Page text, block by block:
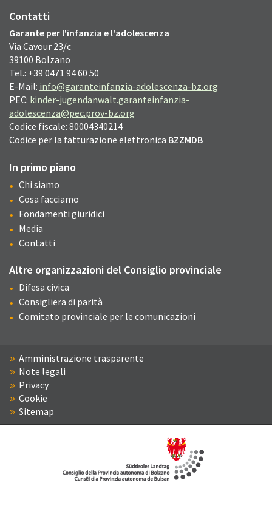
Contatti
Garante per l'infanzia e l'adolescenza
Via Cavour 23/c
39100 Bolzano
Tel.: +39 0471 94 60 50
E-Mail: info@garanteinfanzia-adolescenza-bz.org
PEC: kinder-jugendanwalt.garanteinfanzia-
adolescenza@pec.prov-bz.org
Codice fiscale: 80004340214
Codice per la fatturazione elettronica BZZMDB
In primo piano
Chi siamo
Cosa facciamo
Fondamenti giuridici
Media
Contatti
Altre organizzazioni del Consiglio provinciale
Difesa civica
Consigliera di parità
Comitato provinciale per le comunicazioni
Amministrazione trasparente
Note legali
Privacy
Cookie
Sitemap